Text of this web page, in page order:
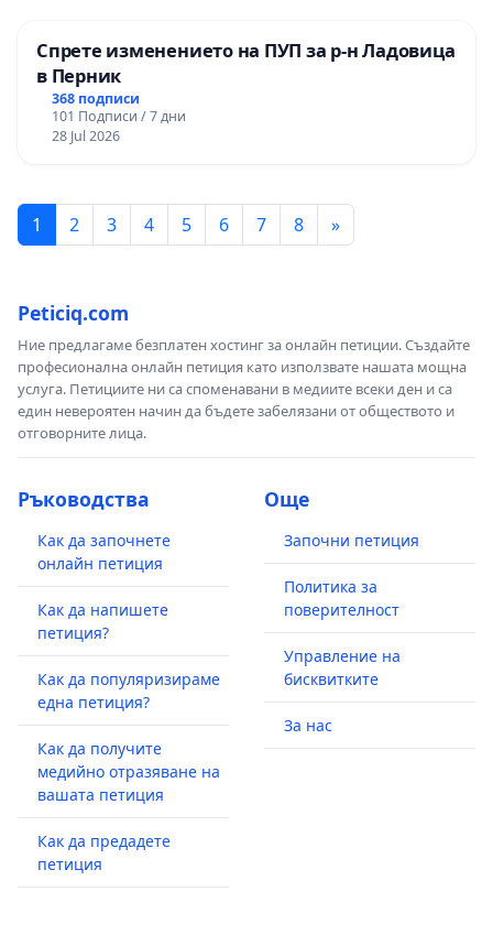
Спрете изменението на ПУП за р-н Ладовица
в Перник
368 подписи
101 Подписи / 7 дни
28 Jul 2026
1 2 3 4 5 6 7 8 »
Peticiq.com
Ние предлагаме безплатен хостинг за онлайн петиции. Създайте
професионална онлайн петиция като използвате нашата мощна
услуга. Петициите ни са споменавани в медиите всеки ден и са
един невероятен начин да бъдете забелязани от обществото и
отговорните лица.
Ръководства
Как да започнете
онлайн петиция
Как да напишете
петиция?
Как да популяризираме
една петиция?
Как да получите
медийно отразяване на
вашата петиция
Как да предадете
петиция
Още
Започни петиция
Политика за
поверителност
Управление на
бисквитките
За нас